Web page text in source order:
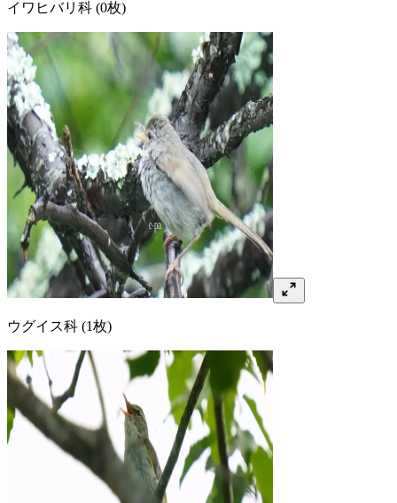
イワヒバリ 科 (0枚)
ウグイス科 (1枚)